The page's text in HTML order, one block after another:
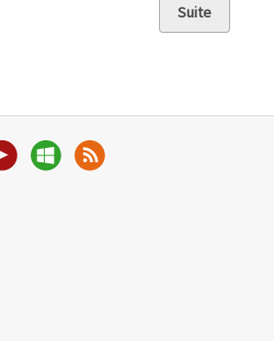
les liens pour les découvrir...
Suite